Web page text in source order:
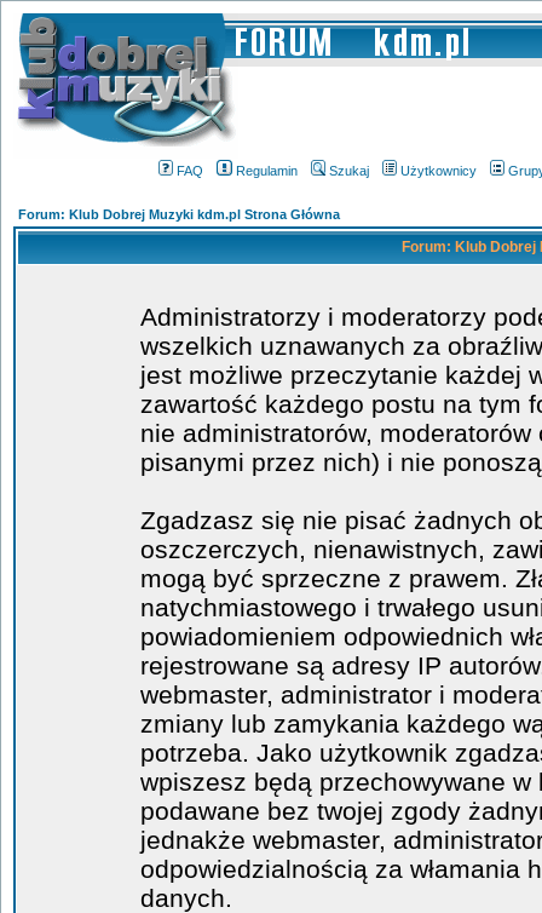
FAQ Regulamin Szukaj Użytkownicy
Forum: Klub Dobrej Muzyki kdm.pl Strona Główna
Forum: Klub
Administratorzy i moderatorzy
wszelkich uznawanych za
jest możliwe przeczytanie każdej
zawartość każdego postu na tym
nie administratorów,
pisanymi przez nich) i nie
Zgadzasz się nie pisać żadnych
oszczerczych, nienawistnych,
mogą być sprzeczne z prawem.
natychmiastowego i trwałego
powiadomieniem odpowiednich
rejestrowane są adresy IP
webmaster, administrator i
zmiany lub zamykania każdego
potrzeba. Jako użytkownik
wpiszesz będą przechowywane
podawane bez twojej zgody
jednakże webmaster,
odpowiedzialnością za włamania
danych.